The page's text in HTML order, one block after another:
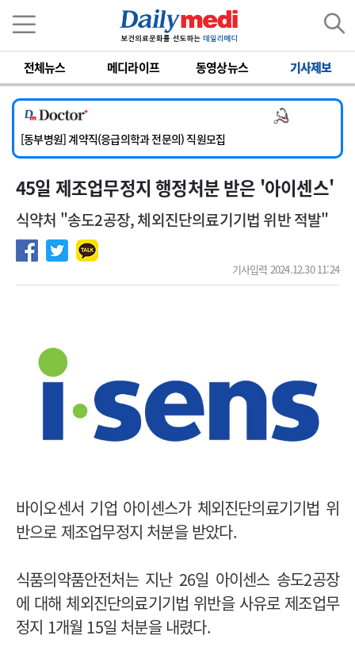
전체뉴스 메디라이프 동영상뉴스 기사제보
[서울아산병원] 2026년 하반기 인턴 모집
[영남대학교의료원] 마취통증의학과 임기제 임상의사 채용
[충남대학교병원] 소아청소년과(소아응급전담) 계약직 의사 공개채용
[동부병원] 계약직(응급의학과 전문의) 직원모집
[이대목동병원] 하반기 전공의(레지던트1년차) 모집
[서울아산병원] 2026년 하반기 인턴 모집
45일 제조업무정지 행정처분 받은 '아이센스'
식약처 "송도2공장, 체외진단의료기기법 위반 적발"
기사입력 2024.12.30 11:24
바이오센서 기업 아이센스가 체외진단의료기기법 위
반으로 제조업무정지 처분을 받았다.
식품의약품안전처는 지난 26일 아이센스 송도2공장
에 대해 체외진단의료기기법 위반을 사유로 제조업무
정지 1개월 15일 처분을 내렸다.